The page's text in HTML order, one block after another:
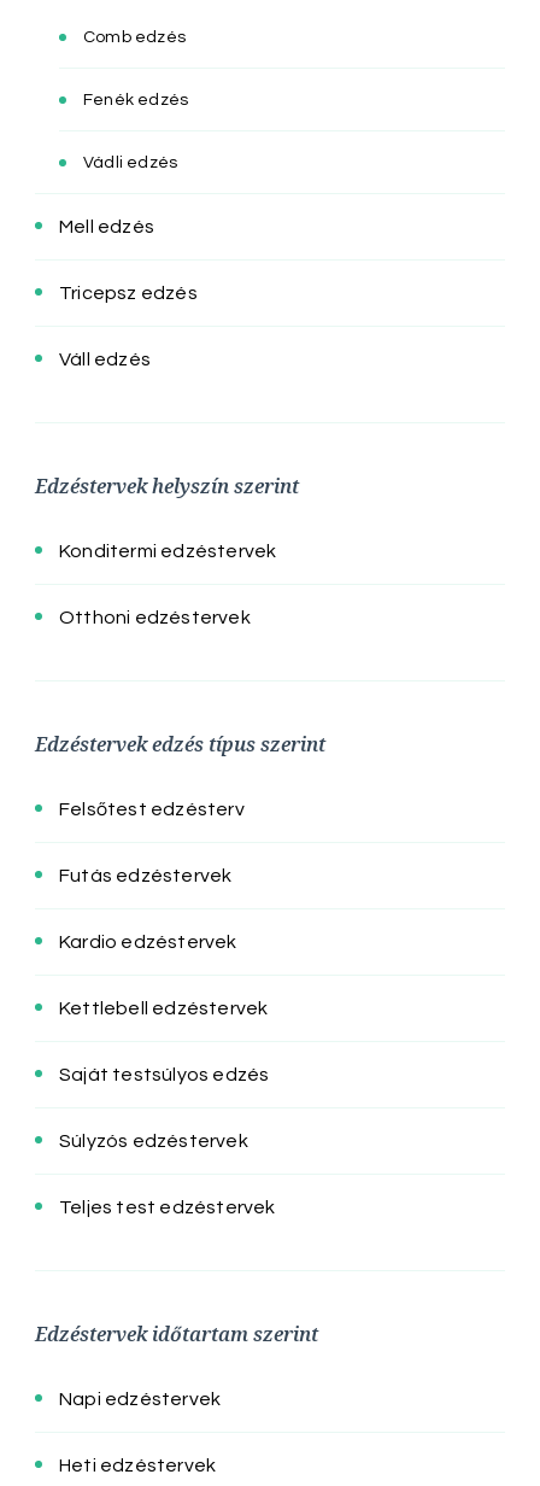
Comb edzés
Fenék edzés
Vádli edzés
Mell edzés
Tricepsz edzés
Váll edzés
Edzéstervek helyszín szerint
Konditermi edzéstervek
Otthoni edzéstervek
Edzéstervek edzés típus szerint
Felsőtest edzésterv
Futás edzéstervek
Kardio edzéstervek
Kettlebell edzéstervek
Saját testsúlyos edzés
Súlyzós edzéstervek
Teljes test edzéstervek
Edzéstervek időtartam szerint
Napi edzéstervek
Heti edzéstervek